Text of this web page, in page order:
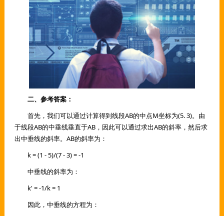
二、参考答案：
首先，我们可以通过计算得到线段AB的中点M坐标为(5. 3)。由
于线段AB的中垂线垂直于AB，因此可以通过求出AB的斜率，然后求
出中垂线的斜率。AB的斜率为：
k = (1 - 5)/(7 - 3) = -1
中垂线的斜率为：
k' = -1/k = 1
因此，中垂线的方程为：